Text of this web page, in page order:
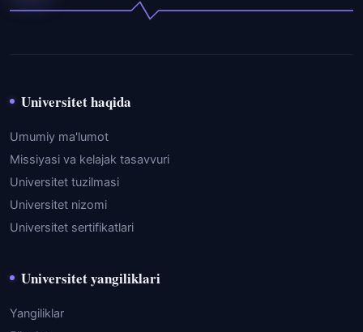
Universitet haqida
Umumiy ma'lumot
Missiyasi va kelajak tasavvuri
Universitet tuzilmasi
Universitet nizomi
Universitet sertifikatlari
Universitet yangiliklari
Yangiliklar